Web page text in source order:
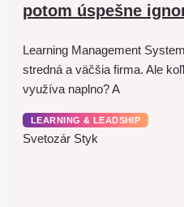
potom úspešne
Learning Management
stredná a väčšia firma. Ale
využíva naplno? A
LEARNING & LEADSHIP
Svetozár Styk